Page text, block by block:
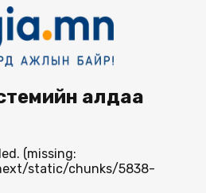
алдаа
(missing:
static/chunks/5838-